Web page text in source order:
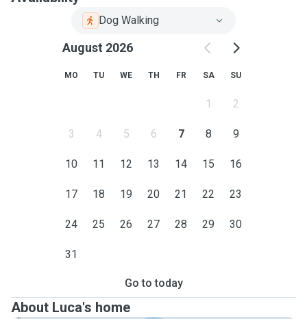
Dog Walking
August 2026
MO TU WE TH FR SA SU
1 2
3 4 5 6 7 8 9
10 11 12 13 14 15 16
17 18 19 20 21 22 23
24 25 26 27 28 29 30
31
Go to today
About Luca's home